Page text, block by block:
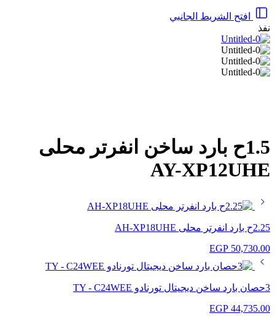
افتح الشريط الجانبي
نفذ
1.5ح بارد ساخن انفرتر محلى
AY-XP12UHE
2.25ح بارد انفرتر محلى AH-XP18UHE
EGP 50,730.00
3حصان بارد ساخن ديجيتال تورنادو TY - C24WEE
EGP 44,735.00